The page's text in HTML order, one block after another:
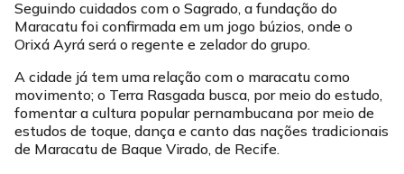
Seguindo cuidados com o Sagrado, a fundação do
Maracatu foi confirmada em um jogo búzios, onde o
Orixá Ayrá será o regente e zelador do grupo.
A cidade já tem uma relação com o maracatu como
movimento; o Terra Rasgada busca, por meio do estudo,
fomentar a cultura popular pernambucana por meio de
estudos de toque, dança e canto das nações tradicionais
de Maracatu de Baque Virado, de Recife.